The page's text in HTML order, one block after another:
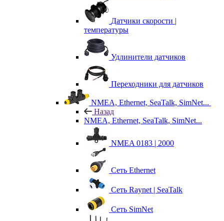
Датчики скорости |
температуры
Удлинители датчиков
Переходники для датчиков
NMEA, Ethernet, SeaTalk, SimNet...
Назад
NMEA, Ethernet, SeaTalk, SimNet...
NMEA 0183 | 2000
Сеть Ethernet
Сеть Raynet | SeaTalk
Сеть SimNet